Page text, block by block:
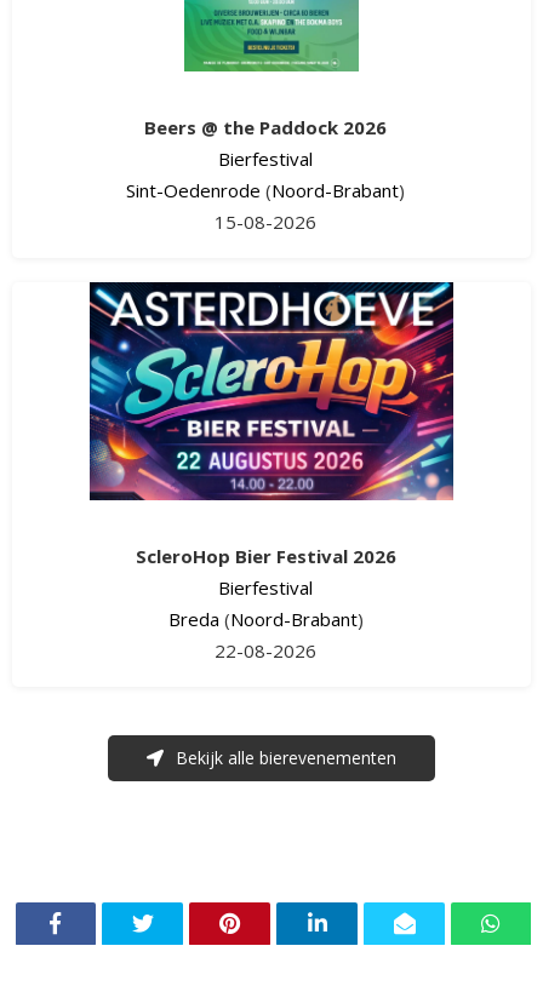
Beers @ the Paddock 2026
Bierfestival
Sint-Oedenrode (Noord-Brabant)
15-08-2026
ScleroHop Bier Festival 2026
Bierfestival
Breda (Noord-Brabant)
22-08-2026
Bekijk alle bierevenementen